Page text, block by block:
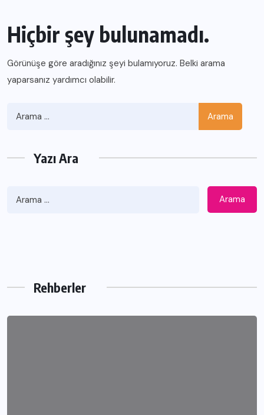
Hiçbir şey bulunamadı.
Görünüşe göre aradığınız şeyi bulamıyoruz. Belki arama
yaparsanız yardımcı olabilir.
Arama
Yazı Ara
Arama
Rehberler